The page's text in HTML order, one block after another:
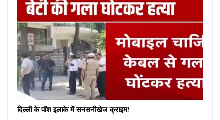
दिल्ली के पॉश इलाके में सनसनीखेज क्राइम!